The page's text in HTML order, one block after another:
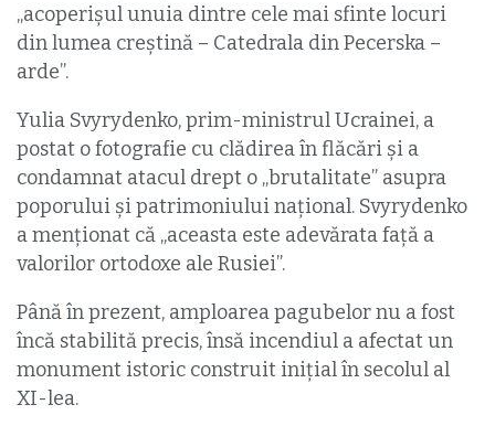
„acoperișul unuia dintre cele mai sfinte locuri
din lumea creștină – Catedrala din Pecerska –
arde”.
Yulia Svyrydenko, prim-ministrul Ucrainei, a
postat o fotografie cu clădirea în flăcări și a
condamnat atacul drept o „brutalitate” asupra
poporului și patrimoniului național. Svyrydenko
a menționat că „aceasta este adevărata față a
valorilor ortodoxe ale Rusiei”.
Până în prezent, amploarea pagubelor nu a fost
încă stabilită precis, însă incendiul a afectat un
monument istoric construit inițial în secolul al
XI-lea.